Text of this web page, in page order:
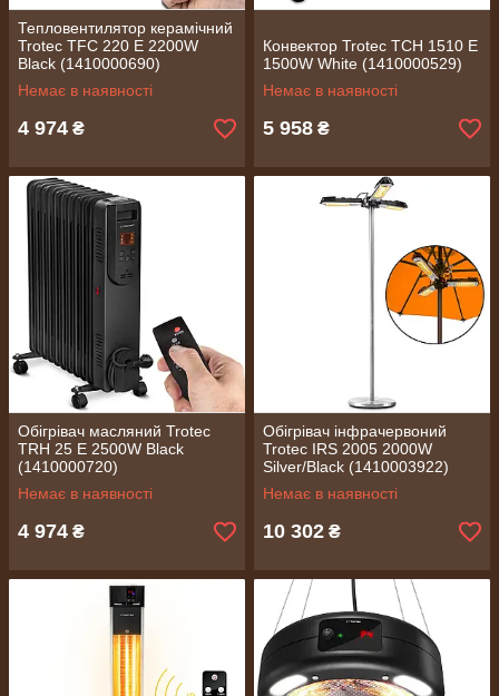
Тепловентилятор керамічний
Trotec TFC 220 E 2200W
Black (1410000690)
Немає в наявності
4 974 ₴
Конвектор Trotec TCH 1510 E
1500W White (1410000529)
Немає в наявності
5 958 ₴
Обігрівач масляний Trotec
TRH 25 E 2500W Black
(1410000720)
Немає в наявності
4 974 ₴
Обігрівач інфрачервоний
Trotec IRS 2005 2000W
Silver/Black (1410003922)
Немає в наявності
10 302 ₴